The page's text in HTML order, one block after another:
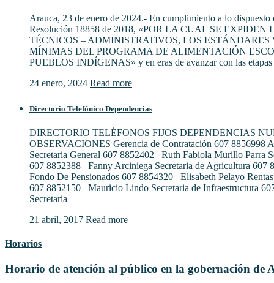
Arauca, 23 de enero de 2024.- En cumplimiento a lo dispuesto
Resolución 18858 de 2018, «POR LA CUAL SE
TÉCNICOS – ADMINISTRATIVOS, LOS ESTÁNDARES
MÍNIMAS DEL PROGRAMA DE ALIMENTACIÓN
PUEBLOS INDÍGENAS» y en eras de avanzar con las etapas
24 enero, 2024 Read more
Directorio Telefónico Dependencias
DIRECTORIO TELÉFONOS FIJOS DEPENDENCIAS
OBSERVACIONES Gerencia de Contratación 607 8856998
Secretaria General 607 8852402 Ruth Fabiola Murillo Parra
607 8852388 Fanny Arciniega Secretaria de Agricultura 607
Fondo De Pensionados 607 8854320 Elisabeth Pelayo
607 8852150 Mauricio Lindo Secretaria de Infraestructura
Secretaria
21 abril, 2017 Read more
Horarios
Horario de atención al público en la gobernación de